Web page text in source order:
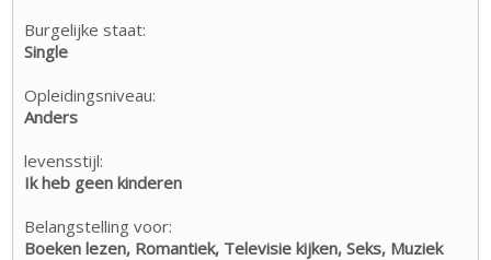
Burgelijke staat:
Single
Opleidingsniveau:
Anders
levensstijl:
Ik heb geen kinderen
Belangstelling voor:
Boeken lezen, Romantiek, Televisie kijken, Seks, Muziek